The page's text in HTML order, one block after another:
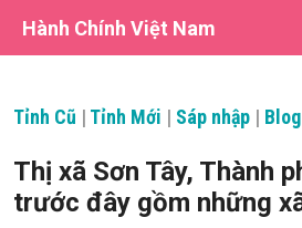
Hành Chính Việt Nam
Tỉnh Cũ | Tỉnh Mới | Sáp nhập | Blog
Thị xã Sơn Tây, Thành
trước đây gồm những